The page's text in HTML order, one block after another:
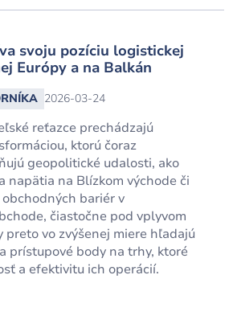
svoju pozíciu logistickej
Európy a na Balkán
2026-03-24
reťazce prechádzajú
ktorú čoraz
geopolitické udalosti, ako
napätia na Blízkom východe či
bariér v
čiastočne pod vplyvom
preto vo zvýšenej miere hľadajú
prístupové body na trhy, ktoré
a efektivitu ich operácií.